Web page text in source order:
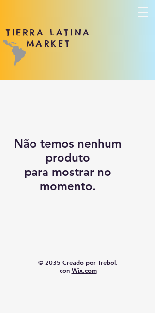
TIERRA LATINA
MARKET
Não temos nenhum
produto
para mostrar no
momento.
© 2035 Creado por Trébol.
con Wix.com